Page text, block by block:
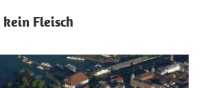
kein Fleisch